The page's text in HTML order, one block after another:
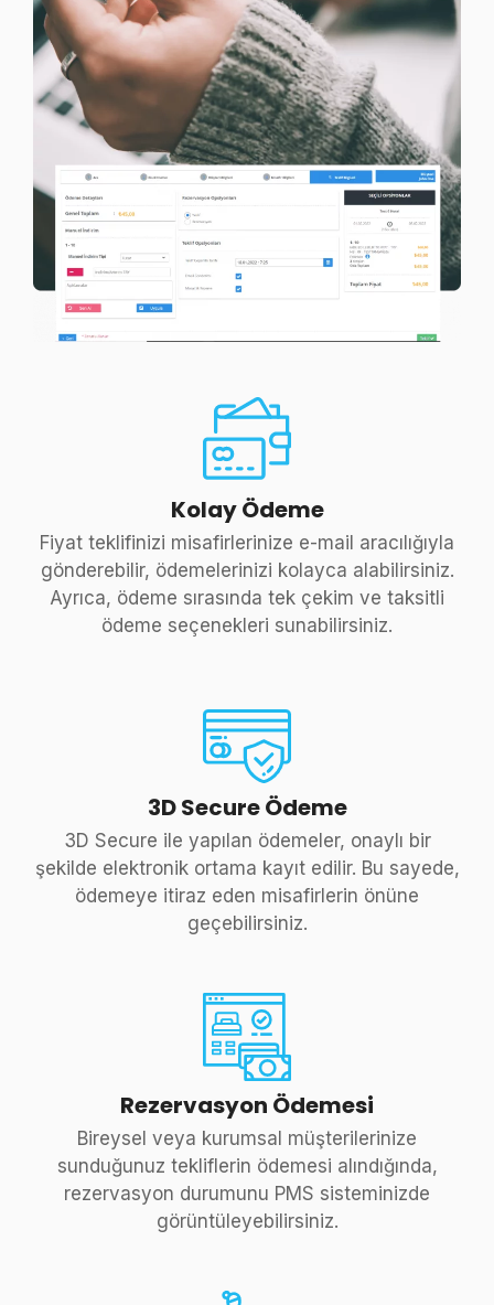
Kolay Ödeme
Fiyat teklifinizi misafirlerinize e-mail aracılığıyla
gönderebilir, ödemelerinizi kolayca alabilirsiniz.
Ayrıca, ödeme sırasında tek çekim ve taksitli
ödeme seçenekleri sunabilirsiniz.
3D Secure Ödeme
3D Secure ile yapılan ödemeler, onaylı bir
şekilde elektronik ortama kayıt edilir. Bu sayede,
ödemeye itiraz eden misafirlerin önüne
geçebilirsiniz.
Rezervasyon Ödemesi
Bireysel veya kurumsal müşterilerinize
sunduğunuz tekliflerin ödemesi alındığında,
rezervasyon durumunu PMS sisteminizde
görüntüleyebilirsiniz.